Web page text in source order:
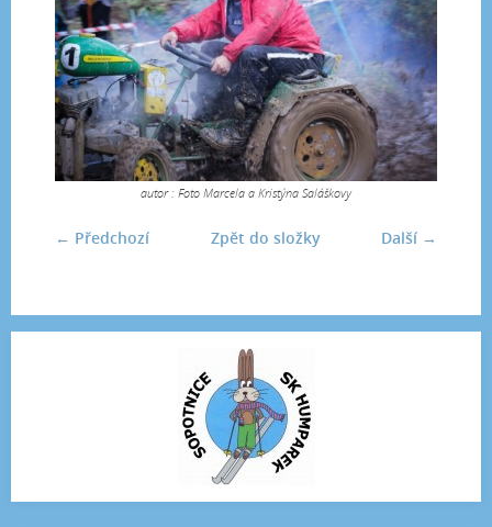
autor : Foto Marcela a Kristýna Saláškovy
← Předchozí Další →
Zpět do složky